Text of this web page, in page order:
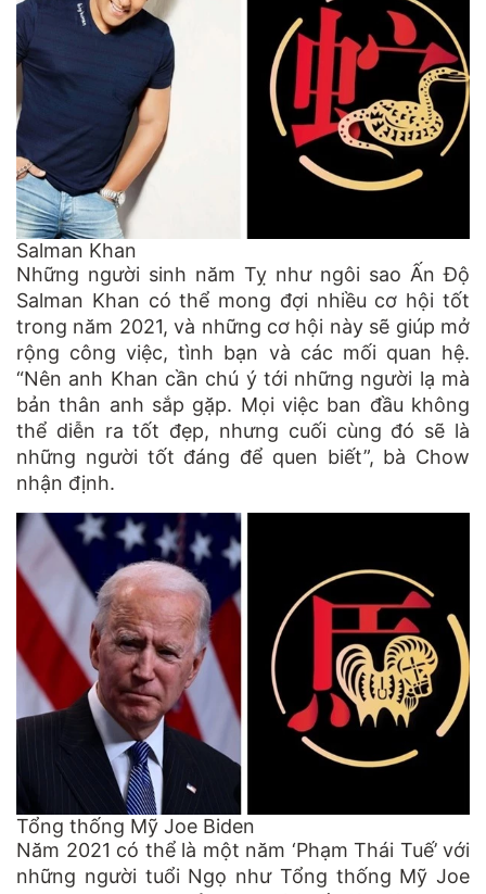
Salman Khan
Những người sinh năm Tỵ như ngôi sao Ấn Độ
Salman Khan có thể mong đợi nhiều cơ hội tốt
trong năm 2021, và những cơ hội này sẽ giúp mở
rộng công việc, tình bạn và các mối quan hệ.
“Nên anh Khan cần chú ý tới những người lạ mà
bản thân anh sắp gặp. Mọi việc ban đầu không
thể diễn ra tốt đẹp, nhưng cuối cùng đó sẽ là
những người tốt đáng để quen biết”, bà Chow
nhận định.
Tổng thống Mỹ Joe Biden
Năm 2021 có thể là một năm ‘Phạm Thái Tuế’ với
những người tuổi Ngọ như Tổng thống Mỹ Joe